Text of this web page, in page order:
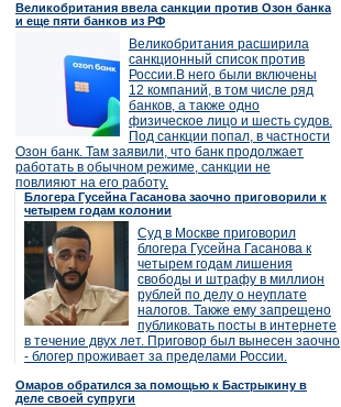
Великобритания ввела санкции против Озон банка
и еще пяти банков из РФ
Великобритания расширила
санкционный список против
России.В него были включены
12 компаний, в том числе ряд
банков, а также одно
физическое лицо и шесть судов.
Под санкции попал, в частности
Озон банк. Там заявили, что банк продолжает
работать в обычном режиме, санкции не
повлияют на его работу.
Блогера Гусейна Гасанова заочно приговорили к
четырем годам колонии
Суд в Москве приговорил
блогера Гусейна Гасанова к
четырем годам лишения
свободы и штрафу в миллион
рублей по делу о неуплате
налогов. Также ему запрещено
публиковать посты в интернете
в течение двух лет. Приговор был вынесен заочно
- блогер проживает за пределами России.
Омаров обратился за помощью к Бастрыкину в
деле своей супруги